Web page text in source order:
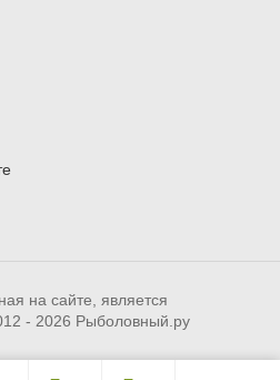
на сайте, является
- 2026 Рыболовный.ру